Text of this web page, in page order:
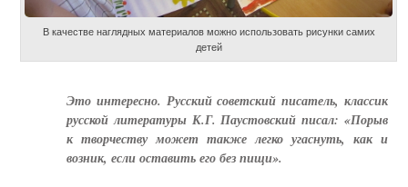
В качестве наглядных материалов можно использовать рисунки самих
детей
Это интересно. Русский советский писатель, классик
русской литературы К.Г. Паустовский писал: «Порыв
к творчеству может также легко угаснуть, как и
возник, если оставить его без пищи».